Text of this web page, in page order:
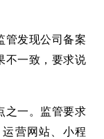
管发现公司备案
不一致，要求说
之一。监管要求
营网站、小程